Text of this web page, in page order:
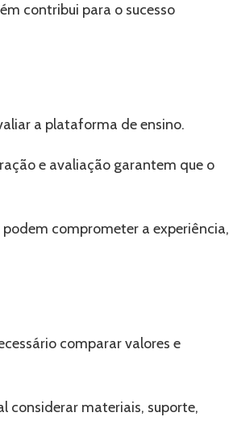
contribui para o sucesso
a plataforma de ensino.
e avaliação garantem que o
comprometer a experiência,
comparar valores e
considerar materiais, suporte,